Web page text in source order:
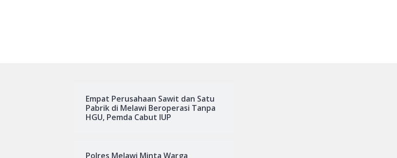
Empat Perusahaan Sawit dan Satu
Pabrik di Melawi Beroperasi Tanpa
HGU, Pemda Cabut IUP
Polres Melawi Minta Warga